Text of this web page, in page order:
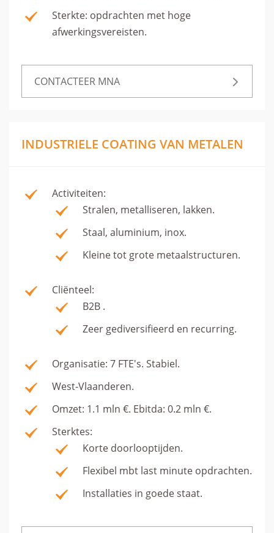
Sterkte: opdrachten met hoge
afwerkingsvereisten.
CONTACTEER MNA
INDUSTRIELE COATING VAN METALEN
Activiteiten:
Stralen, metalliseren, lakken.
Staal, aluminium, inox.
Kleine tot grote metaalstructuren.
Cliënteel:
B2B .
Zeer gediversifieerd en recurring.
Organisatie: 7 FTE's. Stabiel.
West-Vlaanderen.
Omzet: 1.1 mln €. Ebitda: 0.2 mln €.
Sterktes:
Korte doorlooptijden.
Flexibel mbt last minute opdrachten.
Installaties in goede staat.